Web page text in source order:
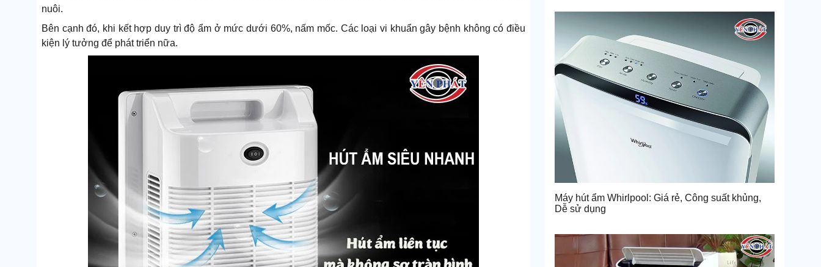
nuôi.
Bên cạnh đó, khi kết hợp duy trì độ ẩm ở mức dưới 60%, nấm mốc. Các loại vi khuẩn gây bệnh không có điều
kiện lý tưởng để phát triển nữa.
Máy hút ẩm Whirlpool: Giá rẻ, Công suất khủng,
Dễ sử dụng